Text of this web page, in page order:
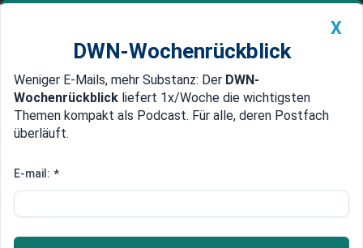
Newsticker MEIN DWN: Geldanlage Premium
Edelmetalle DWN-Magazin China
Bestes Bundesland für
Bayern
X
DWN-Wochenrückblick
Weniger E-Mails, mehr Substanz: Der DWN-
Wochenrückblick liefert 1x/Woche die wichtigsten
Themen kompakt als Podcast. Für alle, deren Postfach
überläuft.
E-mail: *